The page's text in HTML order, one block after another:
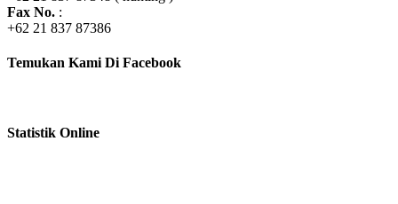
Fax No. :
+62 21 837 87386
Temukan Kami Di Facebook
Statistik Online